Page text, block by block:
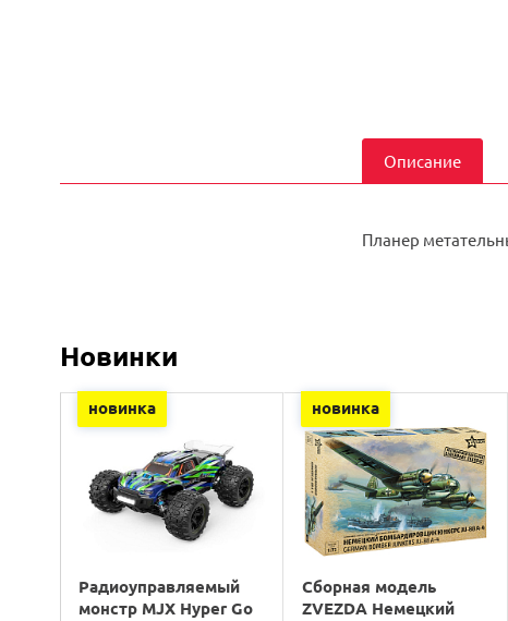
Описание
Планер
Новинки
новинка
Радиоуправляемый
монстр MJX Hyper Go
новинка
Сборная модель
ZVEZDA Немецкий